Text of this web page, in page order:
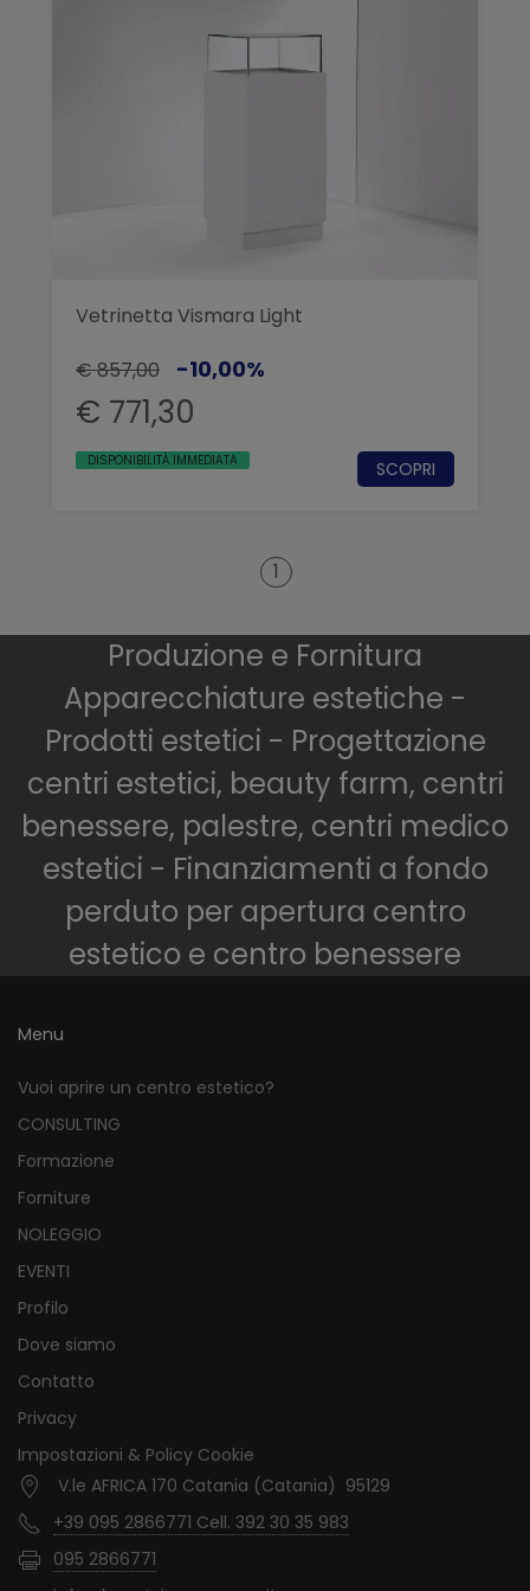
Vetrinetta Vismara Light
€ 857,00
-10,00%
€ 771,30
DISPONIBILITÀ IMMEDIATA SCOPRI
1
Produzione e Fornitura
Apparecchiature estetiche -
Prodotti estetici - Progettazione
centri estetici, beauty farm, centri
benessere, palestre, centri medico
estetici - Finanziamenti a fondo
perduto per apertura centro
estetico e centro benessere
Menu
Vuoi aprire un centro estetico?
CONSULTING
Formazione
Forniture
NOLEGGIO
EVENTI
Profilo
Dove siamo
Contatto
Privacy
Impostazioni & Policy Cookie
V.le AFRICA 170 Catania (Catania) 95129
+39 095 2866771 Cell. 392 30 35 983
095 2866771